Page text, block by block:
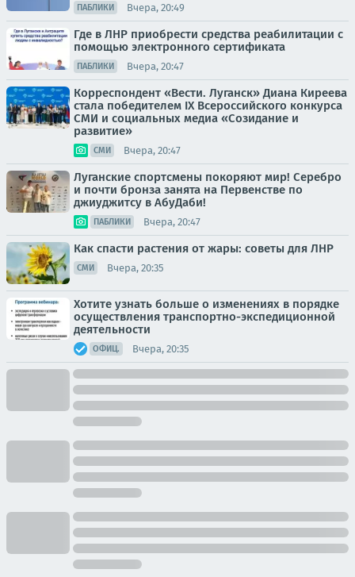
ПАБЛИКИ Вчера, 20:49
Где в ЛНР приобрести средства реабилитации с
помощью электронного сертификата
ПАБЛИКИ Вчера, 20:47
Корреспондент «Вести. Луганск» Диана Киреева
стала победителем IX Всероссийского конкурса
СМИ и социальных медиа «Созидание и
развитие»
СМИ Вчера, 20:47
Луганские спортсмены покоряют мир! Серебро
и почти бронза занята на Первенстве по
джиуджитсу в АбуДаби!
ПАБЛИКИ Вчера, 20:47
Как спасти растения от жары: советы для ЛНР
СМИ Вчера, 20:35
Хотите узнать больше о изменениях в порядке
осуществления транспортно-экспедиционной
деятельности
ОФИЦ. Вчера, 20:35